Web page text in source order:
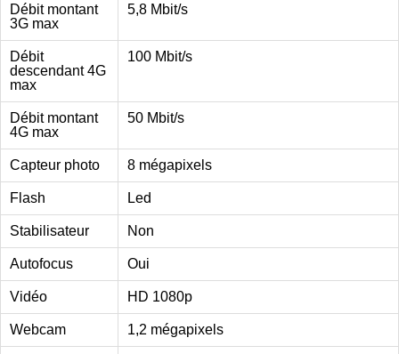
Débit montant
3G max
5,8 Mbit/s
Débit
descendant 4G
max
100 Mbit/s
Débit montant
4G max
50 Mbit/s
Capteur photo 8 mégapixels
Flash Led
Stabilisateur Non
Autofocus Oui
Vidéo HD 1080p
Webcam 1,2 mégapixels